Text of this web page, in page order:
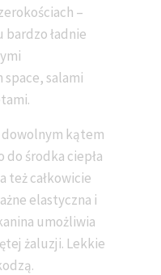
–
bardzo ładnie
salami
dowolnym kątem
środka ciepła
też całkowicie
elastyczna i
umożliwia
żaluzji. Lekkie